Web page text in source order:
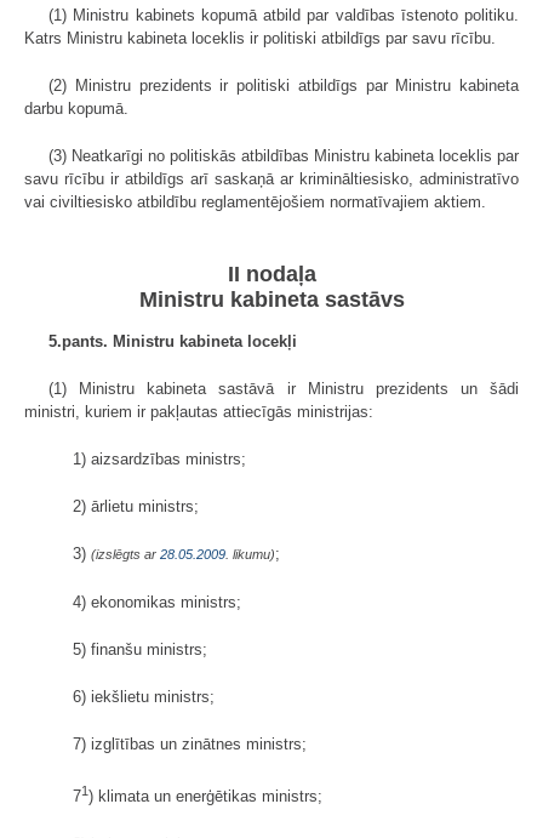
(1) Ministru kabinets kopumā atbild par valdības īstenoto politiku.
Katrs Ministru kabineta loceklis ir politiski atbildīgs par savu rīcību.
(2) Ministru prezidents ir politiski atbildīgs par Ministru kabineta
darbu kopumā.
(3) Neatkarīgi no politiskās atbildības Ministru kabineta loceklis par
savu rīcību ir atbildīgs arī saskaņā ar krimināltiesisko, administra­tīvo
vai civiltiesisko atbildību reglamentējošiem normatīvajiem aktiem.
II nodaļa
Ministru kabineta sastāvs
5.pants. Ministru kabineta locekļi
(1) Ministru kabineta sastāvā ir Ministru prezidents un šādi
ministri, kuriem ir pakļautas attiecīgās ministrijas:
1) aizsardzības ministrs;
2) ārlietu ministrs;
3) (izslēgts ar 28.05.2009. likumu);
4) ekonomikas ministrs;
5) finanšu ministrs;
6) iekšlietu ministrs;
7) izglītības un zinātnes ministrs;
71) klimata un enerģētikas ministrs;